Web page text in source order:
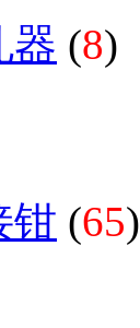
器 (8)
钳 (65)